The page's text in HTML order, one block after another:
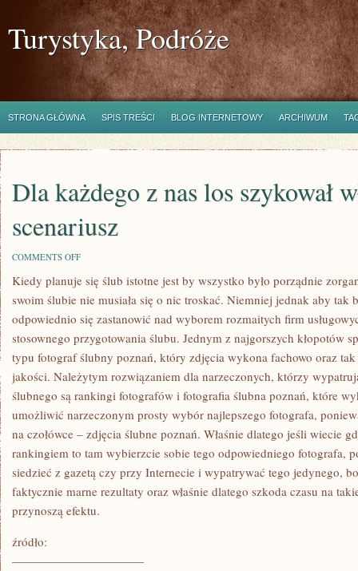
Turystyka, Podróże
STRONA GŁÓWNA SPIS TREŚCI BLOG INTERNETOWY ARCHIWUM
Dla każdego z nas los szykował
scenariusz
COMMENTS OFFON
KAŻDEGO
NAS
LOS
SZYKOWAŁ
WŁASNY
SCENARIUSZ
Kiedy planuje się ślub istotne jest by wszystko było porządnie
swoim ślubie nie musiała się o nic troskać. Niemniej jednak aby tak
odpowiednio się zastanowić nad wyborem rozmaitych firm
stosownego przygotowania ślubu. Jednym z najgorszych kłopotów
typu fotograf ślubny poznań, który zdjęcia wykona fachowo oraz
jakości. Należytym rozwiązaniem dla narzeczonych, którzy
ślubnego są rankingi fotografów i fotografia ślubna poznań, które
umożliwić narzeczonym prosty wybór najlepszego fotografa,
na czołówce – zdjęcia ślubne poznań. Właśnie dlatego jeśli wiecie
rankingiem to tam wybierzcie sobie tego odpowiedniego fotografa,
siedzieć z gazetą czy przy Internecie i wypatrywać tego jedynego,
faktycznie marne rezultaty oraz właśnie dlatego szkoda czasu na
przynoszą efektu.
źródło:
———————————